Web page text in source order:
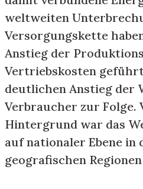
weltweiten
Versorgungskette
Anstieg der
Vertriebskosten
deutlichen Anstieg der
Verbraucher zur Folge.
Hintergrund war das
auf nationaler Ebene in
geografischen